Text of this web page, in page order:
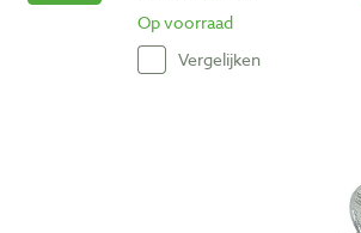
Op voorraad
Vergelijken